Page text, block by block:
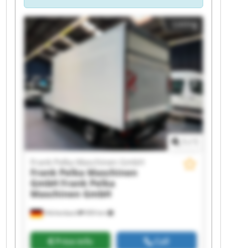
Listing
Hilchenbach 909 km
Frank Pelka Maschinen GmbH
Frank Pelka Maschinen
GmbHFrank Pelka
Maschinen GmbH
Price info Call